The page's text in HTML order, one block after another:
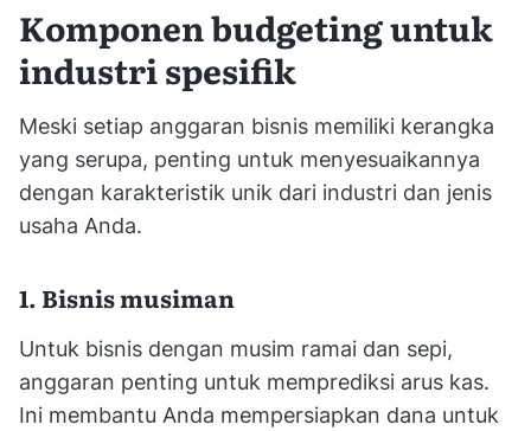
Komponen budgeting untuk
industri spesifik
Meski setiap anggaran bisnis memiliki kerangka
yang serupa, penting untuk menyesuaikannya
dengan karakteristik unik dari industri dan jenis
usaha Anda.
1. Bisnis musiman
Untuk bisnis dengan musim ramai dan sepi,
anggaran penting untuk memprediksi arus kas.
Ini membantu Anda mempersiapkan dana untuk